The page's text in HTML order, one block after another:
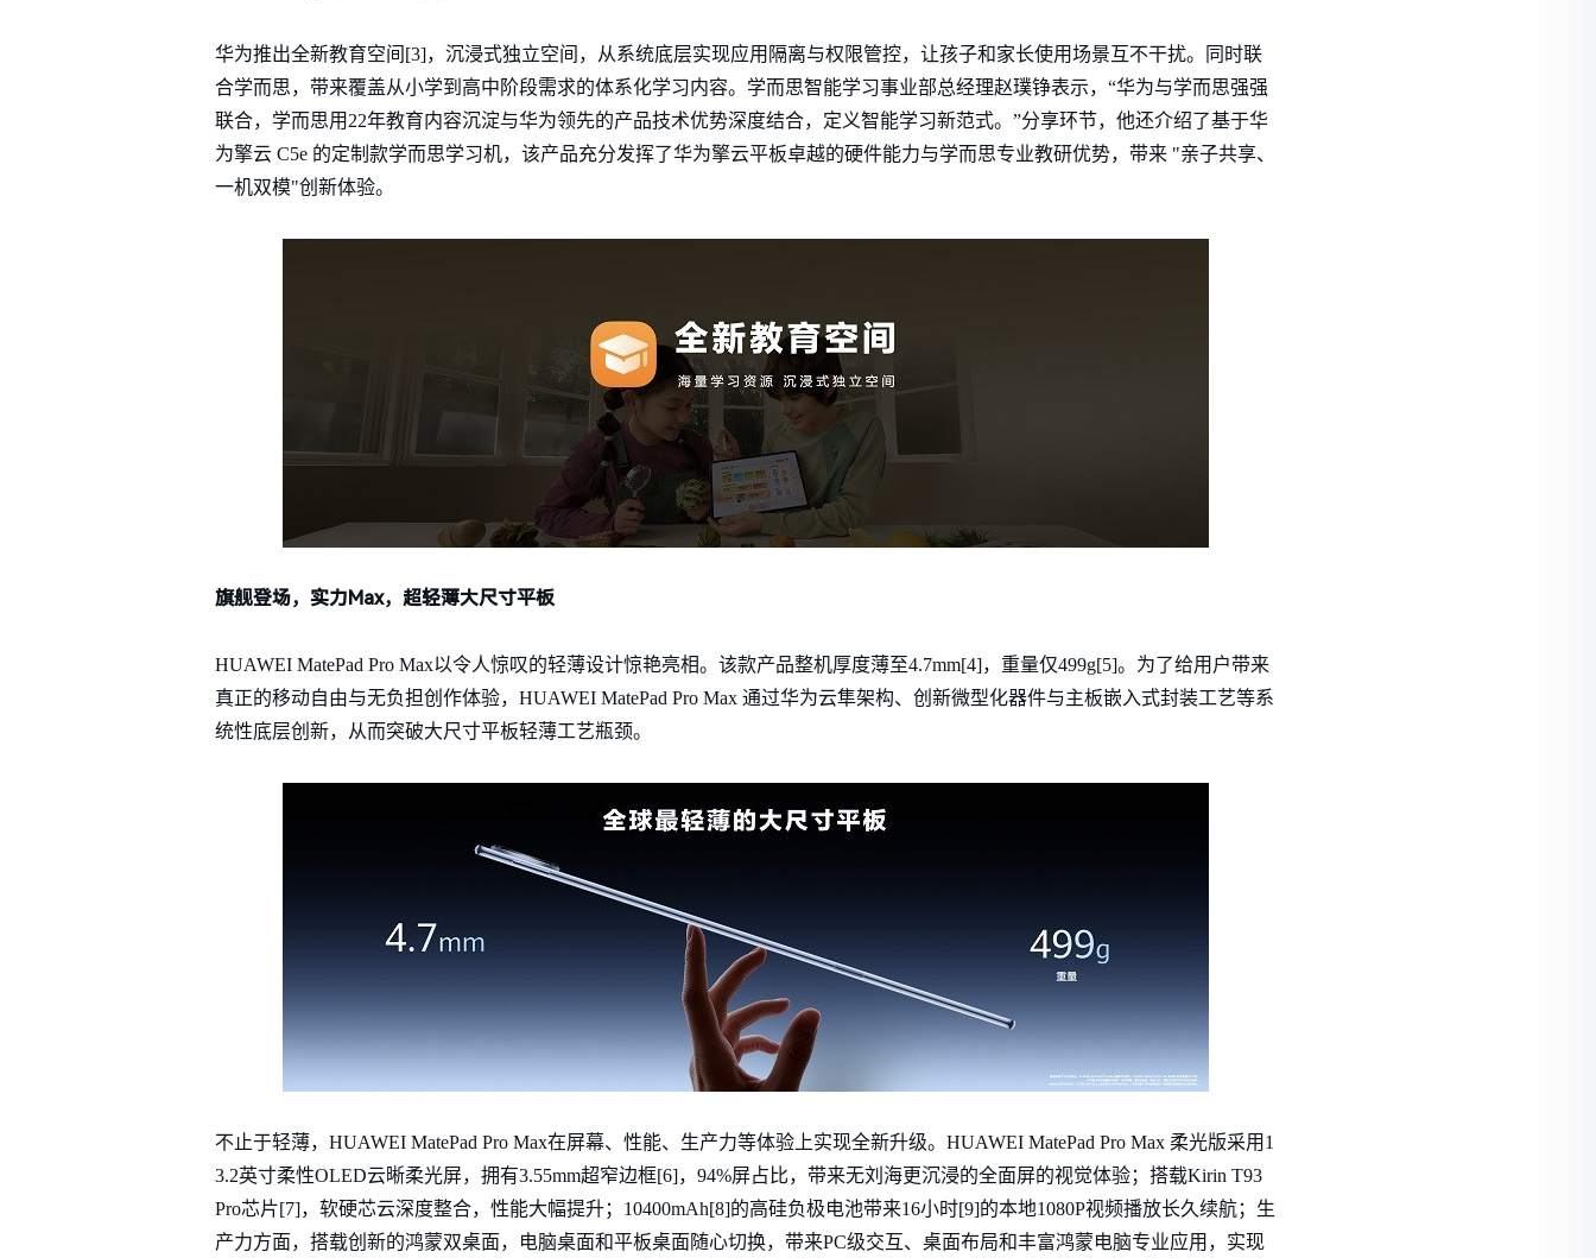
华为推出全新教育空间[3]，沉浸式独立空间，从系统底层实现应用隔离与权限管控，让孩子和家长使用场景互不干扰。同时联
合学而思，带来覆盖从小学到高中阶段需求的体系化学习内容。学而思智能学习事业部总经理赵璞铮表示，“华为与学而思强强
联合，学而思用22年教育内容沉淀与华为领先的产品技术优势深度结合，定义智能学习新范式。”分享环节，他还介绍了基于华
为擎云 C5e 的定制款学而思学习机，该产品充分发挥了华为擎云平板卓越的硬件能力与学而思专业教研优势，带来 "亲子共享、
一机双模"创新体验。
旗舰登场，实力Max，超轻薄大尺寸平板
HUAWEI MatePad Pro Max以令人惊叹的轻薄设计惊艳亮相。该款产品整机厚度薄至4.7mm[4]，重量仅499g[5]。为了给用户带来
真正的移动自由与无负担创作体验，HUAWEI MatePad Pro Max 通过华为云隼架构、创新微型化器件与主板嵌入式封装工艺等系
统性底层创新，从而突破大尺寸平板轻薄工艺瓶颈。
不止于轻薄，HUAWEI MatePad Pro Max在屏幕、性能、生产力等体验上实现全新升级。HUAWEI MatePad Pro Max 柔光版采用1
3.2英寸柔性OLED云晰柔光屏，拥有3.55mm超窄边框[6]，94%屏占比，带来无刘海更沉浸的全面屏的视觉体验；搭载Kirin T93
Pro芯片[7]，软硬芯云深度整合，性能大幅提升；10400mAh[8]的高硅负极电池带来16小时[9]的本地1080P视频播放长久续航；生
产力方面，搭载创新的鸿蒙双桌面，电脑桌面和平板桌面随心切换，带来PC级交互、桌面布局和丰富鸿蒙电脑专业应用，实现